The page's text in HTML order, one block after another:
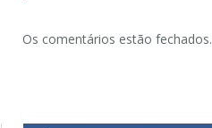
Os comentários estão fechados.